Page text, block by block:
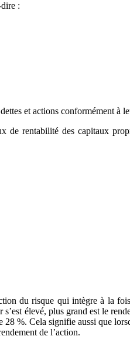
:
et actions conformément à
rentabilité des capitaux
du risque qui intègre à la
élevé, plus grand est le
%. Cela signifie aussi que
de l’action.